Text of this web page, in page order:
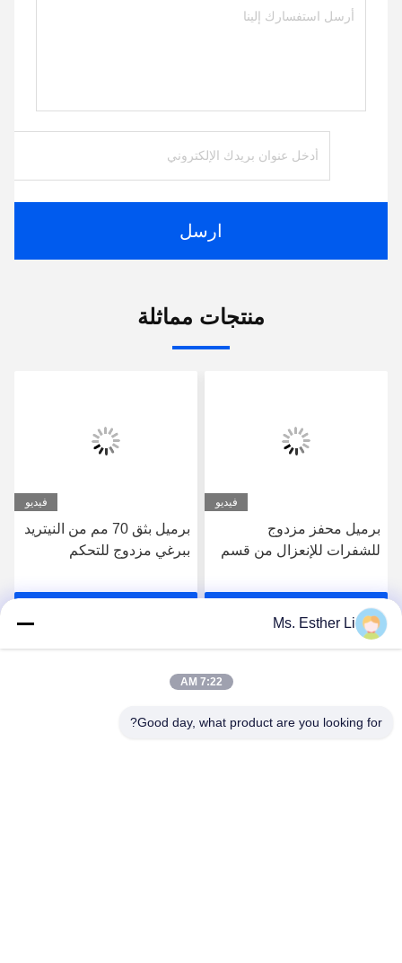
ارسل
منتجات مماثلة
فيديو
برميل محفز مزدوج
للشفرات للإنعزال من قسم
احصل على افضل سعر
فيديو
برميل بثق 70 مم من النيتريد
ببرغي مزدوج للتحكم
Ms. Esther Li
7:22 AM
Good day, what product are you looking for?